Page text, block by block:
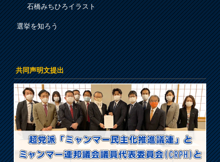
石橋みちひろイラスト
選挙を知ろう
共同声明文提出